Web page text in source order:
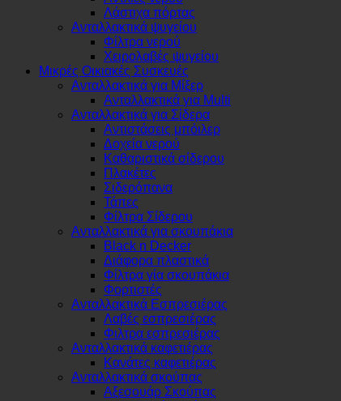
Λάστιχα πόρτας
Ανταλλακτικά ψυγείου
Φίλτρα νερού
Χειρολαβές ψυγείου
Μικρές Οικιακές Συσκευές
Ανταλλακτικά για Μίξερ
Ανταλλακτικά για Multi
Ανταλλακτικά για Σίδερα
Αντιστάσεις μπόιλερ
Δοχεία νερού
Καθαριστικά σίδερου
Πλακέτες
Σιδερόπανα
Τάπες
Φίλτρα Σίδερου
Ανταλλακτικά για σκουπάκια
Black n Decker
Διάφορα πλαστικά
Φίλτρα γία σκουπάκια
Φορτιστές
Ανταλλακτικά Εσπρεσιέρας
Λαβές εσπρεσιέρας
Φιλτρα εσπρεσιέρας
Ανταλλακτικά καφετιέρας
Κανάτες καφετιέρας
Ανταλλακτικά σκούπας
Αξεσουάρ Σκούπας